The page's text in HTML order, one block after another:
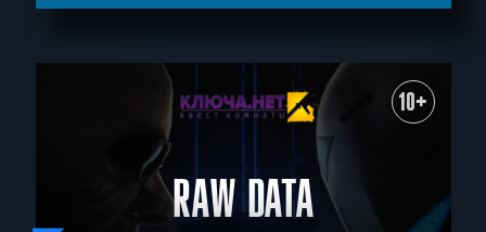
10+
RAW DATA